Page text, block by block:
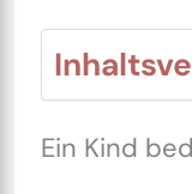
Ein Kind